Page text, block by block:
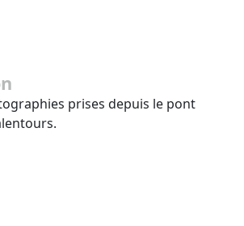
prises depuis le pont